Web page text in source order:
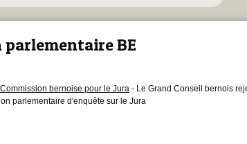
parlementaire BE
Commission bernoise pour le Jura - Le Grand Conseil bernois
parlementaire d'enquête sur le Jura